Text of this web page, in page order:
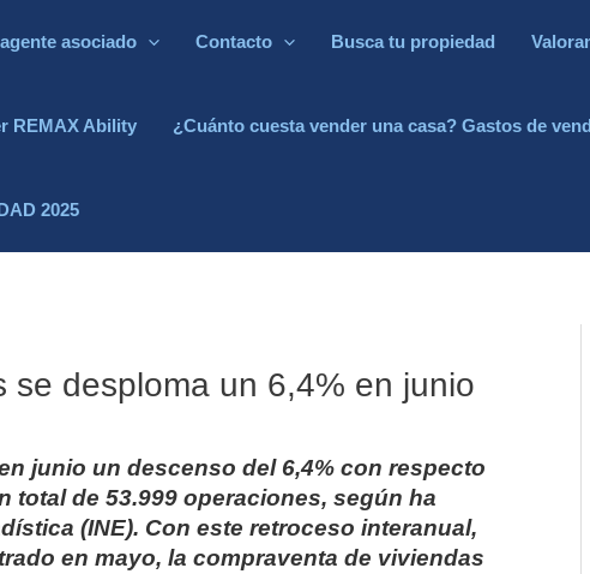
asociado Contacto Busca tu propiedad
REMAX Ability ¿Cuánto cuesta vender una casa? Gastos de
2025
se desploma un 6,4% en junio
junio un descenso del 6,4% con respecto
total de 53.999 operaciones, según ha
(INE). Con este retroceso interanual,
en mayo, la compraventa de viviendas